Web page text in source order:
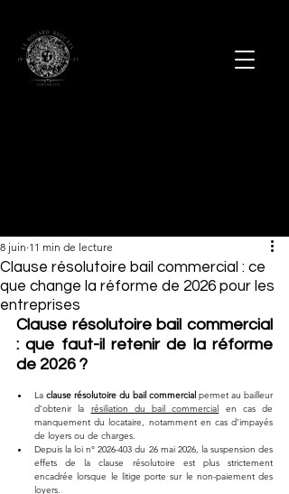
Clause résolutoire bail commercial : ce
que change la réforme de 2026 pour les
entreprises
8 juin 11 min de lecture
Clause résolutoire bail commercial
: que faut-il retenir de la réforme
de 2026 ?
La clause résolutoire du bail commercial permet au bailleur
d’obtenir la résiliation du bail commercial en cas de
manquement du locataire, notamment en cas d’impayés
de loyers ou de charges.
Depuis la loi n° 2026-403 du 26 mai 2026, la suspension des
effets de la clause résolutoire est plus strictement
encadrée lorsque le litige porte sur le non-paiement des
loyers.